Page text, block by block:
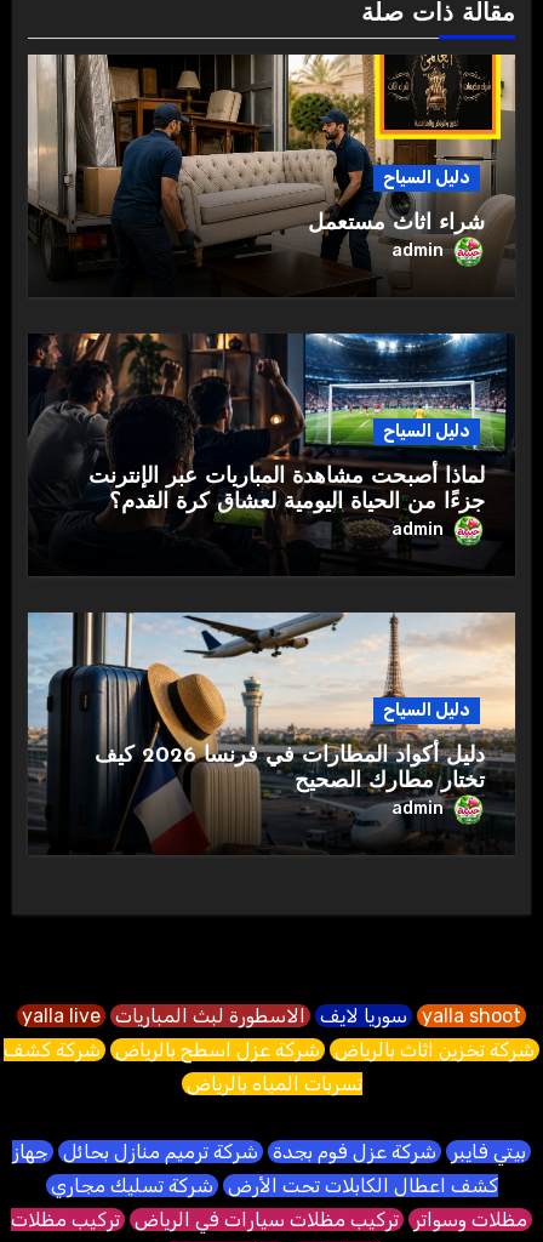
مقالة ذات صلة
دليل السياح
شراء اثاث مستعمل
admin
دليل السياح
لماذا أصبحت مشاهدة المباريات عبر الإنترنت
جزءًا من الحياة اليومية لعشاق كرة القدم؟
admin
دليل السياح
دليل أكواد المطارات في فرنسا 2026 كيف
تختار مطارك الصحيح
admin
yalla shoot سوريا لايف الاسطورة لبث المباريات yalla live
شركة تخزين اثاث بالرياض شركة عزل اسطح بالرياض شركة كشف
تسربات المياه بالرياض
بيتي فايبر شركة عزل فوم بجدة شركة ترميم منازل بحائل جهاز
كشف اعطال الكابلات تحت الأرض شركة تسليك مجاري
مظلات وسواتر تركيب مظلات سيارات في الرياض تركيب مظلات